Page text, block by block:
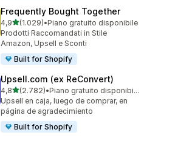
Frequently Bought Together
4,9stelle su 5
(1.029)
1029 recensioni totali
•Piano gratuito disponibile
Prodotti Raccomandati in Stile
Amazon, Upsell e Sconti
Built for Shopify
Upsell.com (ex ReConvert)
4,8stelle su 5
(2.782)
2782 recensioni totali
•
Piano gratuito disponibile
Upsell en caja, luego de comprar, en
página de agradecimiento
Built for Shopify